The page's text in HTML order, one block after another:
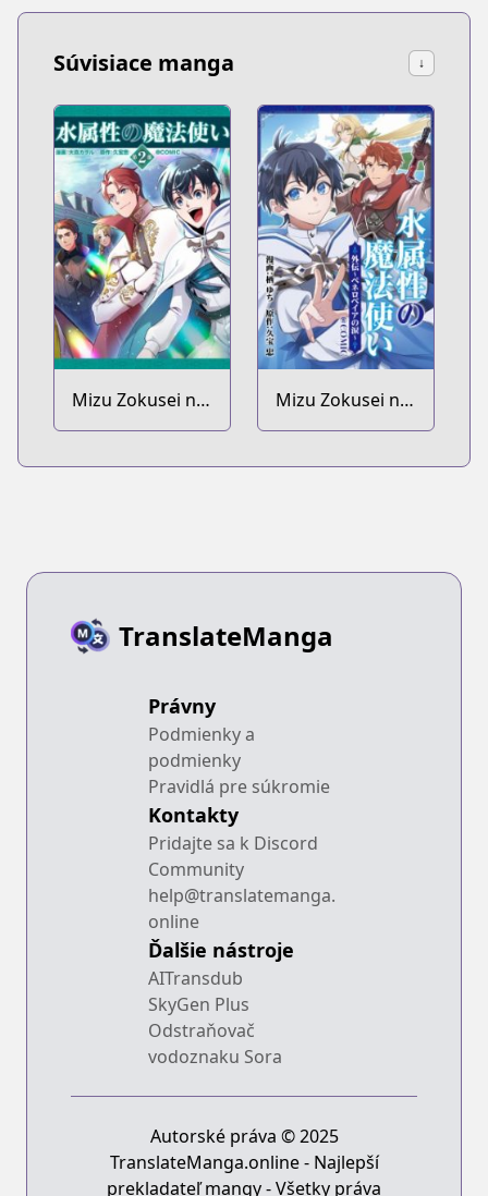
Súvisiace manga ↓
Mizu Zokusei no
Mahoutsukai Dai
Mizu Zokusei no
Mahoutsukai
TranslateManga
Právny
Podmienky a
podmienky
Pravidlá pre súkromie
Kontakty
Pridajte sa k Discord
Community
help@translatemanga.
online
Ďalšie nástroje
AITransdub
SkyGen Plus
Odstraňovač
vodoznaku Sora
Autorské práva © 2025
TranslateManga.online - Najlepší
prekladateľ mangy - Všetky práva